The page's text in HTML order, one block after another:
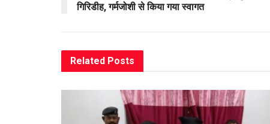
गिरिडीह, गर्मजोशी से किया गया स्वागत
Related Posts